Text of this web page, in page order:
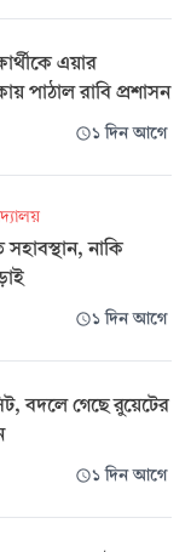
এয়ার
পাঠাল রাবি প্রশাসন
১ দিন আগে
সহাবস্থান, নাকি
১ দিন আগে
বদলে গেছে রুয়েটের
১ দিন আগে